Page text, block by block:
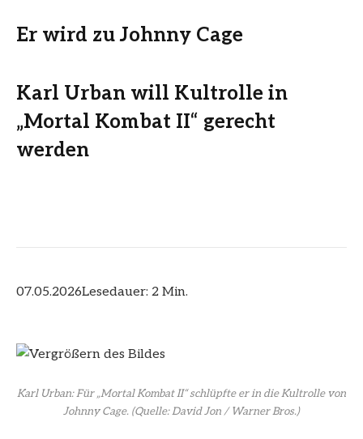
Er wird zu Johnny Cage
Karl Urban will Kultrolle in
„Mortal Kombat II“ gerecht
werden
07.05.2026Lesedauer: 2 Min.
Karl Urban: Für „Mortal Kombat II“ schlüpfte er in die Kultrolle von
Johnny Cage. (Quelle: David Jon / Warner Bros.)